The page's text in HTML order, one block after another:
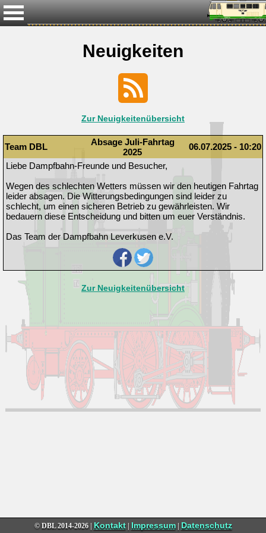
Neuigkeiten
Zur Neuigkeitenübersicht
Team DBL
Absage Juli-Fahrtag
2025
06.07.2025 - 10:20
Liebe Dampfbahn-Freunde und Besucher,
Wegen des schlechten Wetters müssen wir den heutigen Fahrtag
leider absagen. Die Witterungsbedingungen sind leider zu
schlecht, um einen sicheren Betrieb zu gewährleisten. Wir
bedauern diese Entscheidung und bitten um euer Verständnis.
Das Team der Dampfbahn Leverkusen e.V.
Zur Neuigkeitenübersicht
© DBL2014-2026 | Kontakt| Impressum| Datenschutz